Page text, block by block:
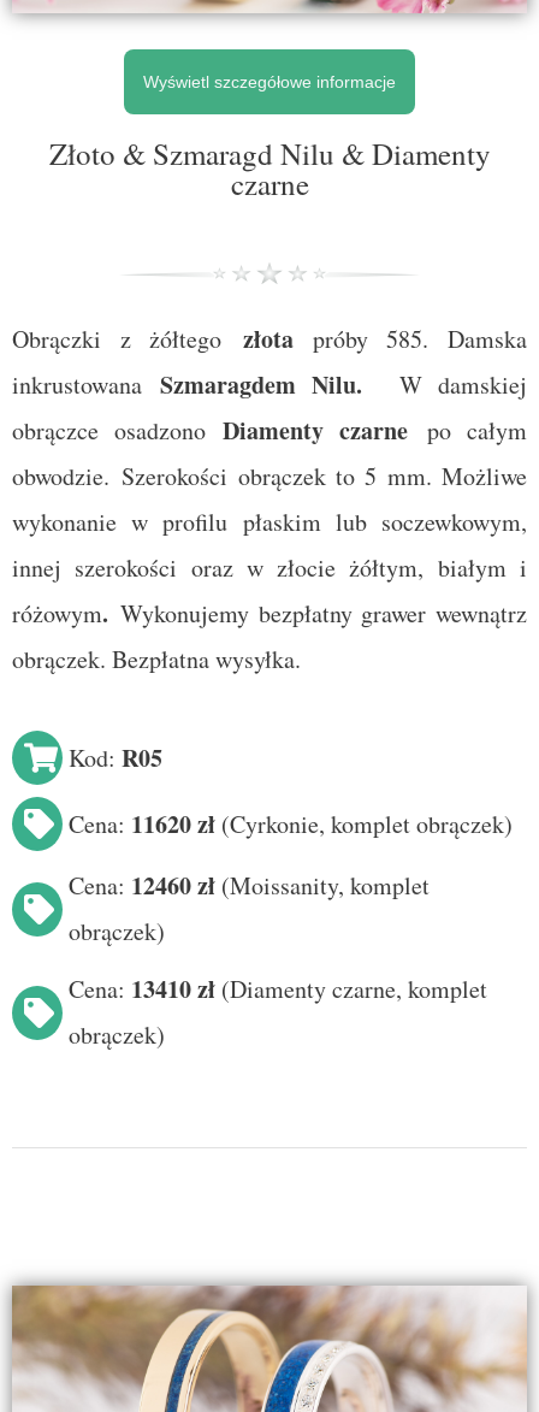
Wyświetl szczegółowe informacje
Złoto & Szmaragd Nilu & Diamenty
czarne
Obrączki z żółtego złota próby 585. Damska
inkrustowanaSzmaragdem Nilu. W damskiej
obrączce osadzono Diamenty czarne po całym
obwodzie. Szerokości obrączek to 5 mm. Możliwe
wykonanie w profilu płaskim lub soczewkowym,
innej szerokości oraz w złocie żółtym, białym i
różowym. Wykonujemy bezpłatny grawer wewnątrz
obrączek. Bezpłatna wysyłka.
Kod: R05
Cena: 11620 zł (Cyrkonie, komplet obrączek)
Cena: 12460 zł (Moissanity, komplet
obrączek)
Cena: 13410 zł (Diamenty czarne, komplet
obrączek)